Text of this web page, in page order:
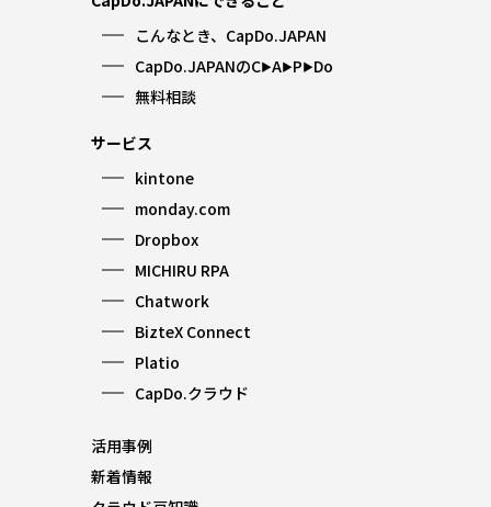
こんなとき、CapDo.JAPAN
CapDo.JAPANのC▶︎A▶︎P▶︎Do
無料相談
サービス
kintone
monday.com
Dropbox
MICHIRU RPA
Chatwork
BizteX Connect
Platio
CapDo.クラウド
活用事例
新着情報